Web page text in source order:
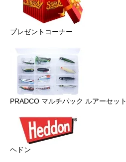
プレゼントコーナー
PRADCO マルチパック ルアーセット
ヘドン